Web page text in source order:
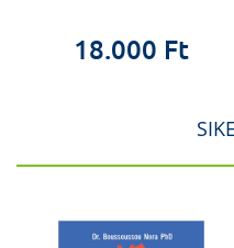
18.000 Ft